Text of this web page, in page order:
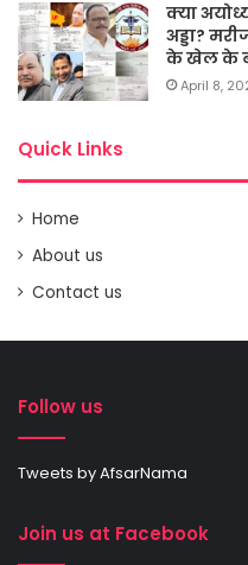
क्या
अड्डा?
के खेल के
April 8,
Quick Links
Home
About us
Contact us
Follow us
Tweets by AfsarNama
Join us at Facebook